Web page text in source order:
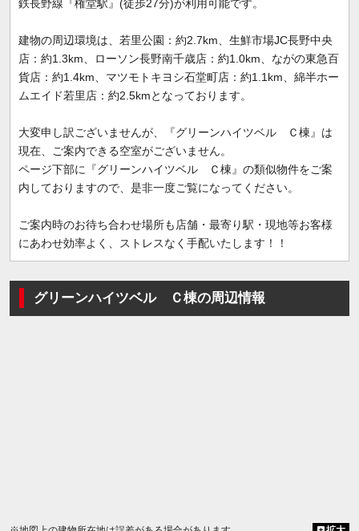
鉄長野線『権堂駅』(徒歩27分)が利用可能です。
建物の周辺環境は、若里公園：約2.7km、生鮮市場JC長野中央
店：約1.3km、ローソン長野南千歳店：約1.0km、ながの東急百
貨店：約1.4km、マツモトキヨシ石堂町店：約1.1km、綿半ホー
ムエイド若里店：約2.5kmとなっております。
大変申し訳ございませんが、『グリーンハイツベル Ｃ棟』は
現在、ご案内できる空室がございません。
ページ下部に『グリーンハイツベル Ｃ棟』の類似物件をご案
内しておりますので、是非一度ご覧になってください。
ご案内時のお待ち合わせ場所も店舗・最寄り駅・現地等お客様
にあわせ効率よく、ストレスなく手配いたします！！
グリーンハイツベル Ｃ棟の周辺情報